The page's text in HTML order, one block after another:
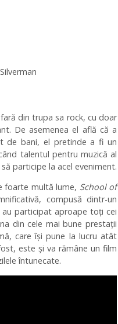
din trupa sa rock, cu doar
De asemenea el află că a
de bani, el pretinde a fi un
talentul pentru muzică al
participe la acel eveniment.
foarte multă lume, School of
compusă dintr-un
au participat aproape toți cei
din cele mai bune prestații
care își pune la lucru atât
este și va rămâne un film
întunecate.